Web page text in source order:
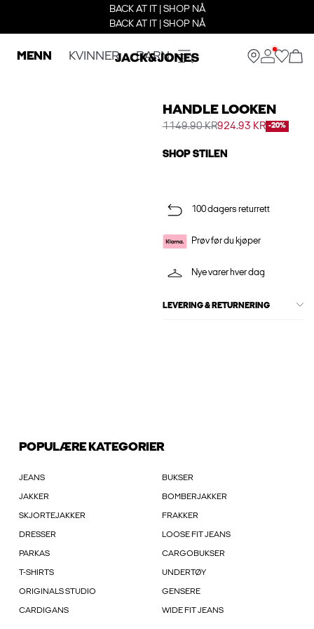
BACK AT IT | SHOP NÅ
BACK AT IT | SHOP NÅ
MENN KVINNER BARN
HANDLE LOOKEN
1149.90 KR924.93 KR -20%
SHOP STILEN
100 dagers returrett
Prøv før du kjøper
Nye varer hver dag
LEVERING & RETURNERING
POPULÆRE KATEGORIER
JEANS BUKSER
JAKKER BOMBERJAKKER
SKJORTEJAKKER FRAKKER
DRESSER LOOSE FIT JEANS
PARKAS CARGOBUKSER
T-SHIRTS UNDERTØY
ORIGINALS STUDIO GENSERE
CARDIGANS WIDE FIT JEANS